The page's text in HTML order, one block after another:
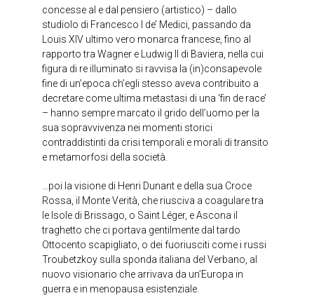
concesse al e dal pensiero (artistico) – dallo
studiolo di Francesco I de’ Medici, passando da
Louis XIV ultimo vero monarca francese, fino al
rapporto tra Wagner e Ludwig II di Baviera, nella cui
figura di re illuminato si ravvisa la (in)consapevole
fine di un’epoca ch’egli stesso aveva contribuito a
decretare come ultima metastasi di una ‘fin de race’
– hanno sempre marcato il grido dell’uomo per la
sua sopravvivenza nei momenti storici
contraddistinti da crisi temporali e morali di transito
e metamorfosi della società.
…poi la visione di Henri Dunant e della sua Croce
Rossa, il Monte Verità, che riusciva a coagulare tra
le Isole di Brissago, o Saint Léger, e Ascona il
traghetto che ci portava gentilmente dal tardo
Ottocento scapigliato, o dei fuoriusciti come i russi
Troubetzkoy sulla sponda italiana del Verbano, al
nuovo visionario che arrivava da un’Europa in
guerra e in menopausa esistenziale.